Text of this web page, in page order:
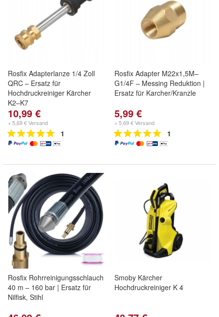
Rosfix Adapterlanze 1/4 Zoll
QRC – Ersatz für
Hochdruckreiniger Kärcher
K2–K7
10,99 €
+ 5,69 € Versand
1
Rosfix Adapter M22x1,5M–
G1/4F – Messing Reduktion |
Ersatz für Karcher/Kranzle
5,99 €
+ 5,69 € Versand
1
Rosfix Rohrreinigungsschlauch
40 m – 160 bar | Ersatz für
Nilfisk, Stihl
Smoby Kärcher
Hochdruckreiniger K 4